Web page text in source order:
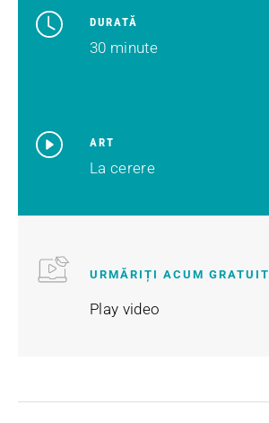
DURATĂ
30 minute
ART
La cerere
URMĂRIȚI ACUM GRATUIT
Play video